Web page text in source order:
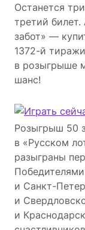
Останется
третий
забот» —
1372-й
в розыгрыше
шанс!
Розыгрыш 50
в «Русском
разыграны
и Санкт-
и
и